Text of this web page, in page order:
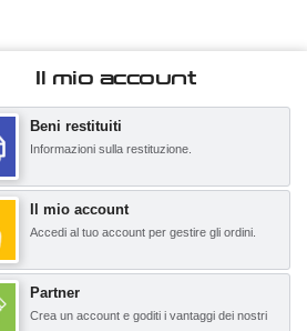
Il mio account
Beni restituiti
Informazioni sulla restituzione.
Il mio account
Accedi al tuo account per gestire gli ordini.
Partner
Crea un account e goditi i vantaggi dei nostri